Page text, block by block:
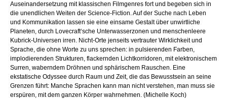
Auseinandersetzung mit klassischen Filmgenres fort und begeben sich in
die unendlichen Weiten der Science-Fiction. Auf der Suche nach Leben
und Kommunikation lassen sie eine einsame Gestalt über unwirtliche
Planeten, durch Lovecraft‘sche Unterwasserzonen und menschenleere
Kubrick-Universen irren. Nicht-Orte jenseits vertrauter Wirklichkeit und
Sprache, die ohne Worte zu uns sprechen: in pulsierenden Farben,
implodierenden Strukturen, flackernden Lichtkorridoren, mit elektronischem
Surren, waberndem Dröhnen und sphärischem Rauschen. Eine
ekstatische Odyssee durch Raum und Zeit, die das Bewusstsein an seine
Grenzen führt: Manche Sprachen kann man nicht verstehen, man muss sie
erspüren, mit dem ganzen Körper wahrnehmen. (Michelle Koch)